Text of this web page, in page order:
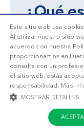
¿Qué
Este sitio web usa
Al utilizar nuestro sitio
acuerdo con nuestra
proporcionamos en
consulta con un
el sitio web, estás
responsabilidad. Más
MOSTRAR DETALLES